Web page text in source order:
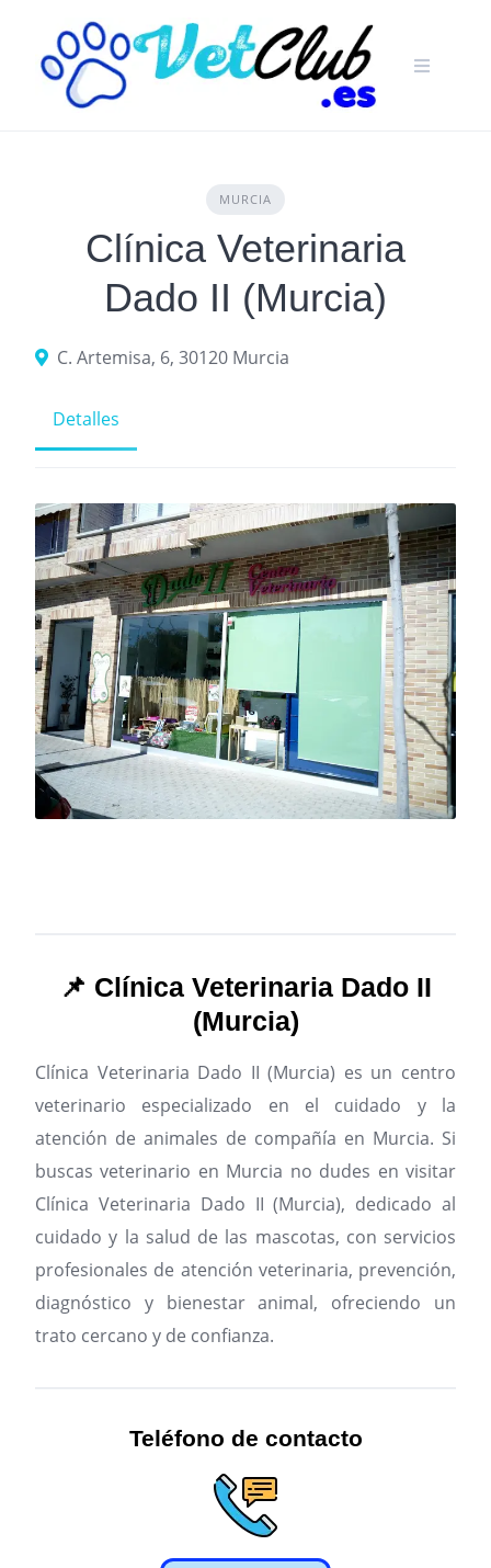
content
MURCIA
Clínica Veterinaria
Dado II (Murcia)
C. Artemisa, 6, 30120 Murcia
Detalles
📌 Clínica Veterinaria Dado II
(Murcia)
Clínica Veterinaria Dado II (Murcia) es un centro
veterinario especializado en el cuidado y la
atención de animales de compañía en Murcia. Si
buscas veterinario en Murcia no dudes en visitar
Clínica Veterinaria Dado II (Murcia), dedicado al
cuidado y la salud de las mascotas, con servicios
profesionales de atención veterinaria, prevención,
diagnóstico y bienestar animal, ofreciendo un
trato cercano y de confianza.
Teléfono de contacto